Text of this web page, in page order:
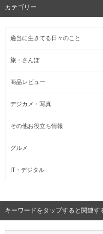
カテゴリー
適当に生きてる日々のこと
旅・さんぽ
商品レビュー
デジカメ・写真
その他お役立ち情報
グルメ
IT・デジタル
キーワードをタップすると関連す